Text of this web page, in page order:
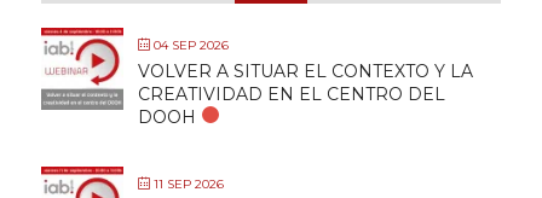
04 SEP 2026
VOLVER A SITUAR EL CONTEXTO Y LA
CREATIVIDAD EN EL CENTRO DEL
DOOH
11 SEP 2026